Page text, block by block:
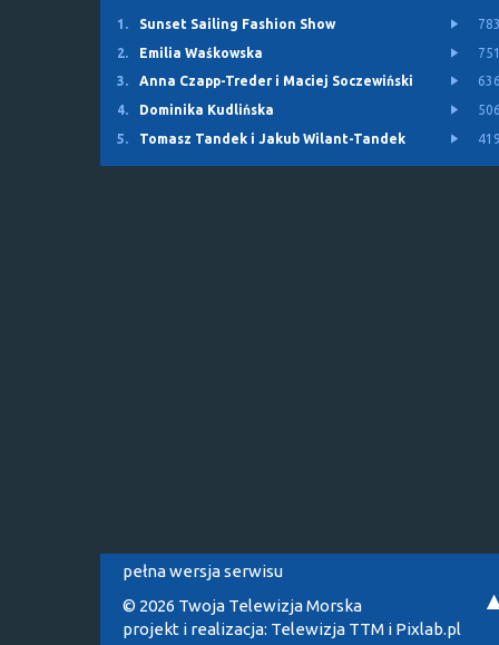
1. Sunset Sailing Fashion Show
2.
Emilia Waśkowska
3.
Anna Czapp-Treder i Maciej Soczewiński
4.
Dominika Kudlińska
5.
Tomasz Tandek i Jakub Wilant-Tandek
pełna wersja serwisu
© 2026 Twoja Telewizja Morska
projekt i realizacja: Telewizja TTM i Pixlab.pl